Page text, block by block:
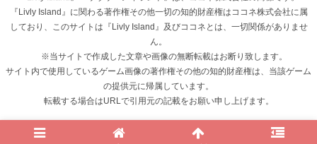
『Livly Island』に関わる著作権その他一切の知的財産権はココネ株式会社に属
しており、このサイトは『Livly Island』及びココネとは、一切関係がありませ
ん。
※当サイトで作成した文章や画像の無断転載はお断り致します。
サイト内で使用しているゲーム画像の著作権その他の知的財産権は、当該ゲーム
の提供元に帰属しています。
転載する場合はURLで引用元の記載をお願い申し上げます。